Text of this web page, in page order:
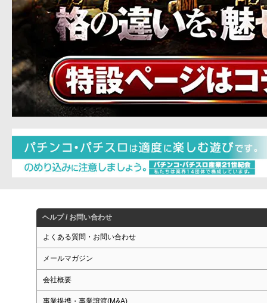
ヘルプ / お問い合わせ
よくある質問・お問い合わせ
メールマガジン
会社概要
事業提携・事業譲渡(M&A)